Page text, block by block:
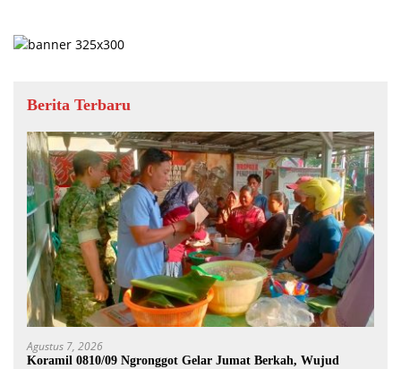
Berita Terbaru
Agustus 7, 2026
Koramil 0810/09 Ngronggot Gelar Jumat Berkah, Wujud